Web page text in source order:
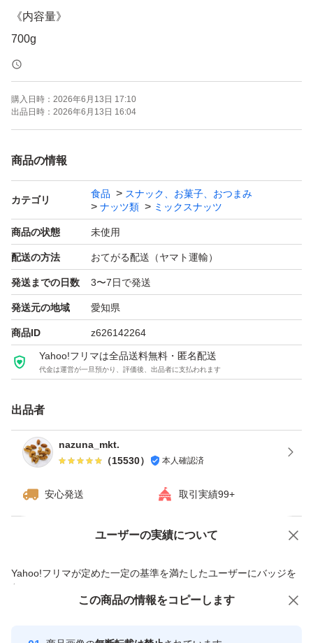
《内容量》
700g
《賞味期限》
ご注文より約150日
(画像の賞味期限はサンプルになります。ご注文を受けて
《コメント》
塩付きのカシューナッツです。
塩味が抜群に美味しい！！
そのままお酒のおつまみに!！
健康的なおやつです。
★全てご注文いただいてから袋詰いたしますので、新鮮な
ナッツをお届けいたします^ - ^
★ドライフルーツとナッツのミックスは発送日の袋詰めで
もナッツがしけてしまう可能性がございます。ご理解・ご
了承下さい
購入日時： 2026年6月13日 17:10
出品日時： 2026年6月13日 16:04
商品の情報
カテゴリ
食品
スナック、お菓子、おつまみ
ナッツ類
ミックスナッツ
商品の状態 未使用
配送の方法 おてがる配送（ヤマト運輸）
発送までの日数 3〜7日で発送
発送元の地域 愛知県
商品ID z626142264
Yahoo!フリマは全品送料無料・匿名配送
代金は運営が一旦預かり、評価後、出品者に支払われます
出品者
nazuna_mkt.
（15530） 本人確認済
安心発送 取引実績99+
ユーザーの実績について
Yahoo!フリマが定めた一定の基準を満たしたユーザーにバッジを
付与しています
安心取引出品者
価格の相談 商品への質問
この商品の情報をコピーします
この商品をみている人にオススメ